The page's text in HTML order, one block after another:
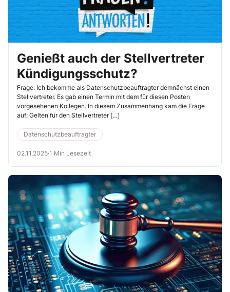
Genießt auch der Stellvertreter
Kündigungsschutz?
Frage: Ich bekomme als Datenschutzbeauftragter demnächst einen
Stellvertreter. Es gab einen Termin mit dem für diesen Posten
vorgesehenen Kollegen. In diesem Zusammenhang kam die Frage
auf: Gelten für den Stellvertreter […]
Datenschutzbeauftragter
02.11.2025·1 Min Lesezeit